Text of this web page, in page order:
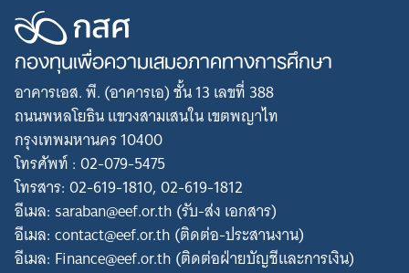
กองทุนเพื่อความเสมอภาคทางการศึกษา
อาคารเอส. พี. (อาคารเอ) ชั้น 13 เลขที่ 388
ถนนพหลโยธิน แขวงสามเสนใน เขตพญาไท
กรุงเทพมหานคร 10400
โทรศัพท์ : 02-079-5475
โทรสาร: 02-619-1810, 02-619-1812
อีเมล: saraban@eef.or.th (รับ-ส่ง เอกสาร)
อีเมล: contact@eef.or.th (ติดต่อ-ประสานงาน)
อีเมล: Finance@eef.or.th (ติดต่อฝ่ายบัญชีและการเงิน)